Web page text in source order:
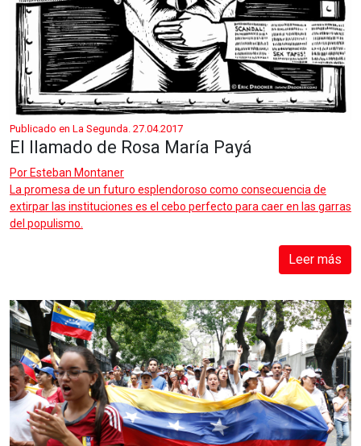
Publicado en La Segunda. 27.04.2017
El llamado de Rosa María Payá
Por Esteban Montaner
La promesa de un futuro esplendoroso como consecuencia de
extirpar las instituciones es el cebo perfecto para caer en las garras
del populismo.
Leer más